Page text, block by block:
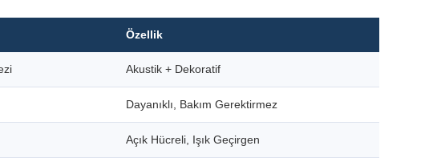
Özellik
Akustik + Dekoratif
Dayanıklı, Bakım Gerektirmez
Açık Hücreli, Işık Geçirgen